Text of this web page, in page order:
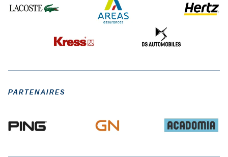
PARTENAIRES